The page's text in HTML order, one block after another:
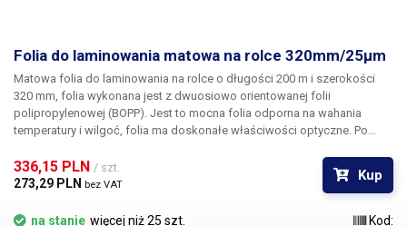
Folia do laminowania matowa na rolce 320mm/25μm
Matowa folia do laminowania na rolce o długości 200 m i szerokości
320 mm, folia wykonana jest z dwuosiowo orientowanej folii
polipropylenowej (BOPP). Jest to mocna folia odporna na wahania
temperatury i wilgoć, folia ma doskonałe właściwości optyczne. Po
błyszcząca jest nieco bardziej kontrastowa niż matowa, tworzy refleksy
w świetle. W galerii znajduje się zdjęcie porównawcze.
336,15 PLN / szt.
273,29 PLN bez VAT
Kup
na stanie więcej niż 25 szt.
Kod: